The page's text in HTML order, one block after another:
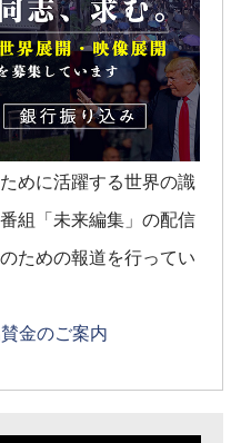
めに活躍する世界の識
組「未来編集」の配信
ための報道を行ってい
金のご案内